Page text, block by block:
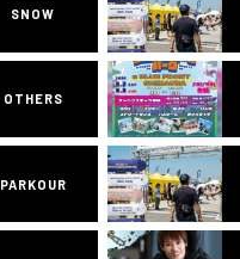
SNOW
OTHERS
PARKOUR